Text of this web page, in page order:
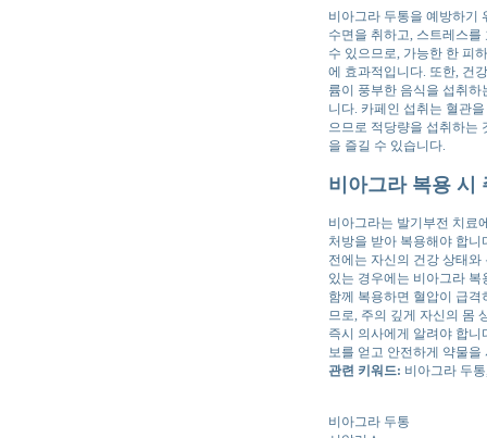
비아그라 두통을 예방하기
수면을 취하고, 스트레스
수 있으므로, 가능한 한 피
에 효과적입니다. 또한, 건
륨이 풍부한 음식을 섭취
니다. 카페인 섭취는 혈관
으므로 적당량을 섭취하는
을 즐길 수 있습니다.
비아그라 복용 시
비아그라는 발기부전 치료
처방을 받아 복용해야 합
전에는 자신의 건강 상태
있는 경우에는 비아그라
함께 복용하면 혈압이 급
므로, 주의 깊게 자신의 몸
즉시 의사에게 알려야 합
보를 얻고 안전하게 약물
관련 키워드: 비아그라 두
비아그라 두통